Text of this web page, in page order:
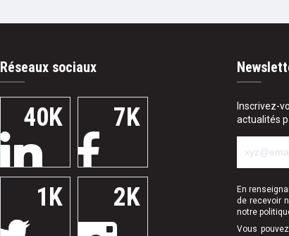
Réseaux sociaux
40K 7K
1K 2K
Inscrivez-
actualités
En
de recevoir
notre
Vous